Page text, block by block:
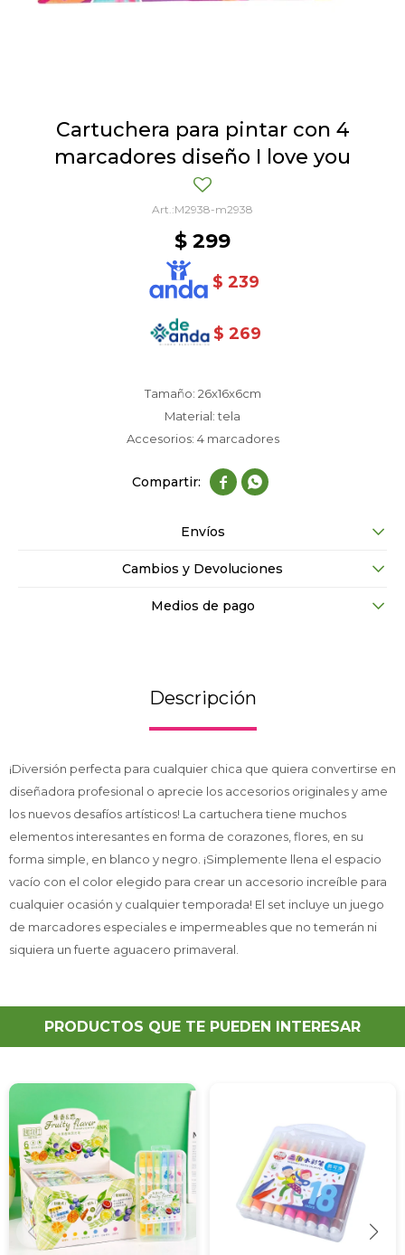
Cartuchera para pintar con 4
marcadores diseño I love you
M2938-m2938
$ 299
$ 239
$ 269
Tamaño: 26x16x6cm
Material: tela
Accesorios: 4 marcadores
 
Envíos
Cambios y Devoluciones
Medios de pago
Descripción
¡Diversión perfecta para cualquier chica que quiera convertirse en
diseñadora profesional o aprecie los accesorios originales y ame
los nuevos desafíos artísticos! La cartuchera tiene muchos
elementos interesantes en forma de corazones, flores, en su
forma simple, en blanco y negro. ¡Simplemente llena el espacio
vacío con el color elegido para crear un accesorio increíble para
cualquier ocasión y cualquier temporada! El set incluye un juego
de marcadores especiales e impermeables que no temerán ni
siquiera un fuerte aguacero primaveral.
PRODUCTOS QUE TE PUEDEN INTERESAR